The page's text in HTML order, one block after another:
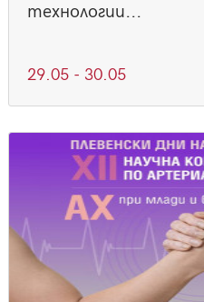
технологии...
29.05 - 30.05